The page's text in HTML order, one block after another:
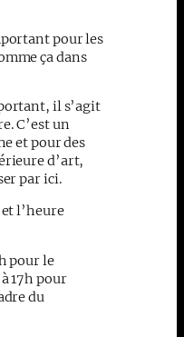
pour les
ça dans
il s’agit
C’est un
et pour des
d’art,
par ici.
l’heure
pour le
17h pour
du